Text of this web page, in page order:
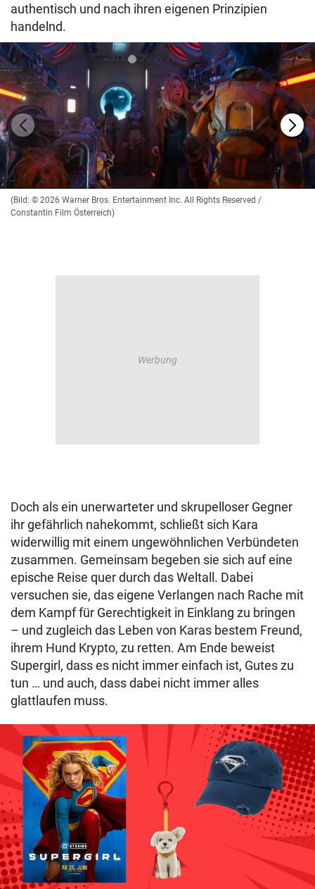
authentisch und nach ihren eigenen Prinzipien
handelnd.
(Bild: © 2026 Warner Bros. Entertainment Inc. All Rights Reserved /
Constantin Film Österreich)
Doch als ein unerwarteter und skrupelloser Gegner
ihr gefährlich nahekommt, schließt sich Kara
widerwillig mit einem ungewöhnlichen Verbündeten
zusammen. Gemeinsam begeben sie sich auf eine
epische Reise quer durch das Weltall. Dabei
versuchen sie, das eigene Verlangen nach Rache mit
dem Kampf für Gerechtigkeit in Einklang zu bringen
– und zugleich das Leben von Karas bestem Freund,
ihrem Hund Krypto, zu retten. Am Ende beweist
Supergirl, dass es nicht immer einfach ist, Gutes zu
tun … und auch, dass dabei nicht immer alles
glattlaufen muss.